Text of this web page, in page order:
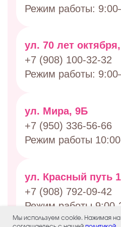
Мы используем cookie. Нажимая на